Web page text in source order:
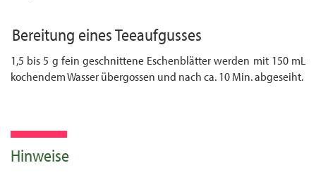
Bereitung einesTeeaufgusses
1,5 bis 5 g fein geschnittene Eschenblätter werden mit 150 mL
kochendem Wasser übergossen und nach ca. 10 Min. abgeseiht.
Hinweise